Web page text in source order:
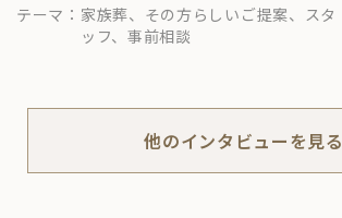
テーマ： 家族葬、その方らしいご提案、スタ
ッフ、事前相談
他のインタビューを見る